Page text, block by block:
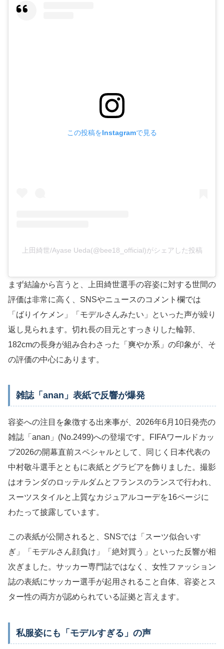
この投稿をInstagramで見る
上田綺世/Ayase Ueda(@bee18_official)がシェアした投稿
まず結論から言うと、上田綺世選手の容姿に対する世間の
評価は非常に高く、SNSやニュースのコメント欄では
「ばりイケメン」「モデルさんみたい」といった声が繰り
返し見られます。切れ長の目元とすっきりした輪郭、
182cmの長身が組み合わさった「爽やか系」の印象が、そ
の評価の中心にあります。
雑誌「anan」表紙で反響が爆発
容姿への注目を象徴する出来事が、2026年6月10日発売の
雑誌「anan」(No.2499)への登場です。FIFAワールドカッ
プ2026の開幕直前スペシャルとして、同じく日本代表の
中村敬斗選手とともに表紙とグラビアを飾りました。撮影
はオランダのロッテルダムとフランスのランスで行われ、
スーツスタイルと上質なカジュアルコーデを16ページに
わたって披露しています。
この表紙が公開されると、SNSでは「スーツ似合いす
ぎ」「モデルさん顔負け」「絶対買う」といった反響が相
次ぎました。サッカー専門誌ではなく、女性ファッション
誌の表紙にサッカー選手が起用されること自体、容姿とス
ター性の両方が認められている証拠と言えます。
私服姿にも「モデルすぎる」の声